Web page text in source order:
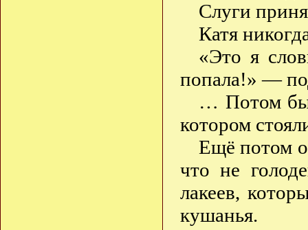
Слуги
Катя
«Это я
попала!» —
… Потом
котором
Ещё потом
что не
лакеев,
кушанья.